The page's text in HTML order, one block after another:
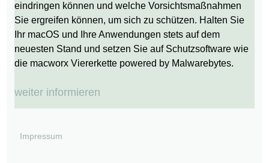
eindringen können und welche Vorsichtsmaßnahmen
Sie ergreifen können, um sich zu schützen. Halten Sie
Ihr macOS und Ihre Anwendungen stets auf dem
neuesten Stand und setzen Sie auf Schutzsoftware wie
die macworx Viererkette powered by Malwarebytes.
weiter informieren
Impressum